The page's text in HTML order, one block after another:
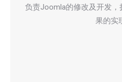
负责Joomla的修改及开发
果的实